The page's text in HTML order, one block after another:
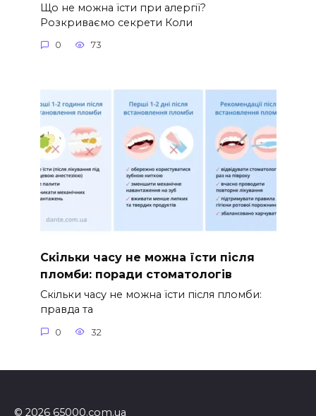
Що не можна їсти при алергії?
Розкриваємо секрети Коли
0 73
Скільки часу не можна їсти після
пломби: поради стоматологів
Скільки часу не можна їсти після пломби:
правда та
0 32
© 2026 65000.com.ua